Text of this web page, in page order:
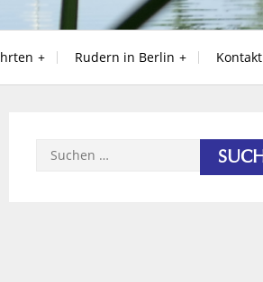
Rudern in Berlin Kontakt
Suchen